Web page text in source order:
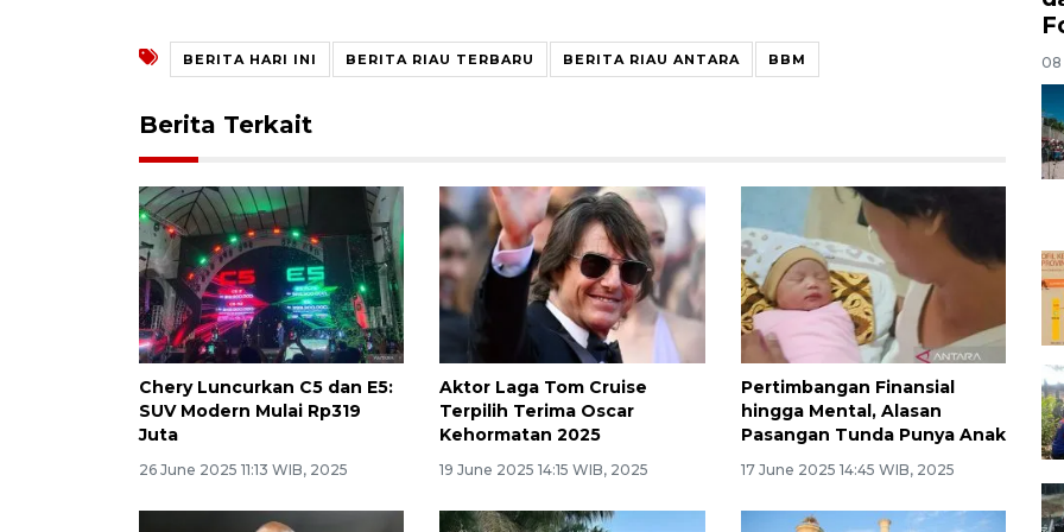
BERITA HARI INI BERITA RIAU TERBARU BERITA RIAU ANTARA BBM
Berita Terkait
Chery Luncurkan C5 dan E5:
SUV Modern Mulai Rp319
Juta
26 June 2025 11:13 WIB, 2025
Aktor Laga Tom Cruise
Terpilih Terima Oscar
Kehormatan 2025
19 June 2025 14:15 WIB, 2025
Pertimbangan Finansial
hingga Mental, Alasan
Pasangan Tunda Punya Anak
17 June 2025 14:45 WIB, 2025
08